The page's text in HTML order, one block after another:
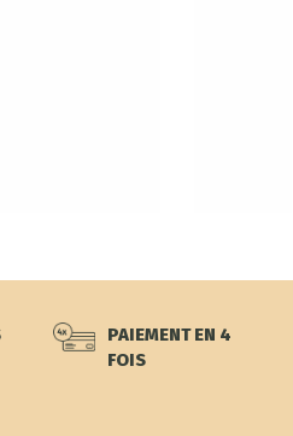
PAIEMENT EN 4
FOIS